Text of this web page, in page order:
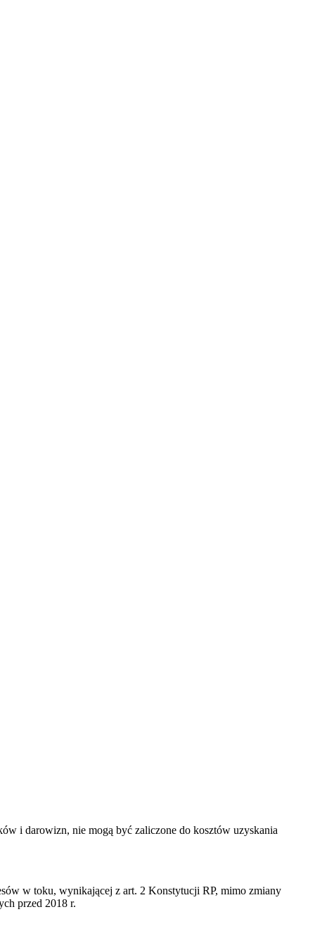
i darowizn, nie mogą być zaliczone do kosztów uzyskania
w toku, wynikającej z art. 2 Konstytucji RP, mimo zmiany
przed 2018 r.